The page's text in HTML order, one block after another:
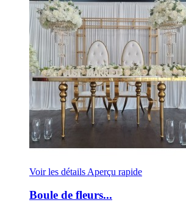
Voir les détails Aperçu rapide
Boule de fleurs...